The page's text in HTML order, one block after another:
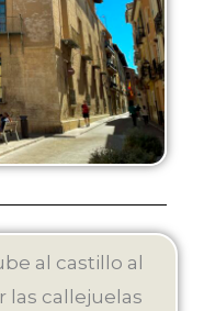
al castillo al
las callejuelas